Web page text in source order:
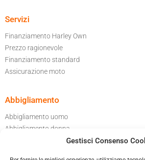
Gestisci Consenso
Servizi
Finanziamento Harley Own
Prezzo ragionevole
Finanziamento standard
Assicurazione moto
Abbigliamento
Abbigliamento uomo
Abbigliamento donna